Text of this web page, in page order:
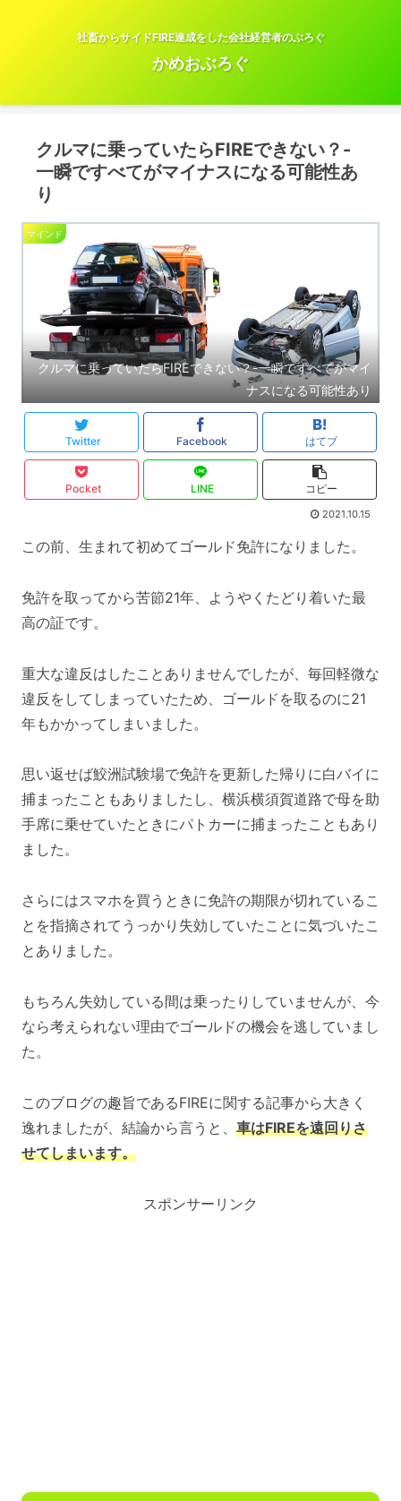
社畜からサイドFIRE達成をした会社経営者のぶろぐ
かめおぶろぐ
クルマに乗っていたらFIREできない？-
一瞬ですべてがマイナスになる可能性あ
り
マインド
クルマに乗っていたらFIREできない？-一瞬ですべてがマイ
ナスになる可能性あり
Twitter Facebook はてブ
Pocket LINE コピー
2021.10.15
この前、生まれて初めてゴールド免許になりました。
免許を取ってから苦節21年、ようやくたどり着いた最
高の証です。
重大な違反はしたことありませんでしたが、毎回軽微な
違反をしてしまっていたため、ゴールドを取るのに21
年もかかってしまいました。
思い返せば鮫洲試験場で免許を更新した帰りに白バイに
捕まったこともありましたし、横浜横須賀道路で母を助
手席に乗せていたときにパトカーに捕まったこともあり
ました。
さらにはスマホを買うときに免許の期限が切れているこ
とを指摘されてうっかり失効していたことに気づいたこ
とありました。
もちろん失効している間は乗ったりしていませんが、今
なら考えられない理由でゴールドの機会を逃していまし
た。
このブログの趣旨であるFIREに関する記事から大きく
逸れましたが、結論から言うと、 車はFIREを遠回りさ
せてしまいます。
スポンサーリンク